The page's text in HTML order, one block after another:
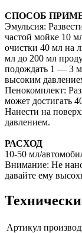
СПОСОБ
Эмульсия:
частой мойке 10
очистки 40 мл на
мл до 200 мл
подождать 1 — 3
высоким
Пенокомплект:
может достигать
Нанести на
давлением.
РАСХОД
10-50 мл/
Внимание: Не
давайте ему
Артикул